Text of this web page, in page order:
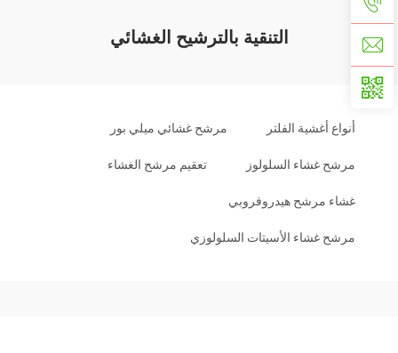
التنقية بالترشيح الغشائي
أنواع أغشية الفلتر مرشح غشائي ميلي بور
مرشح غشاء السلولوز تعقيم مرشح الغشاء
غشاء مرشح هيدروفروبي
مرشح غشاء الأسيتات السلولوزي